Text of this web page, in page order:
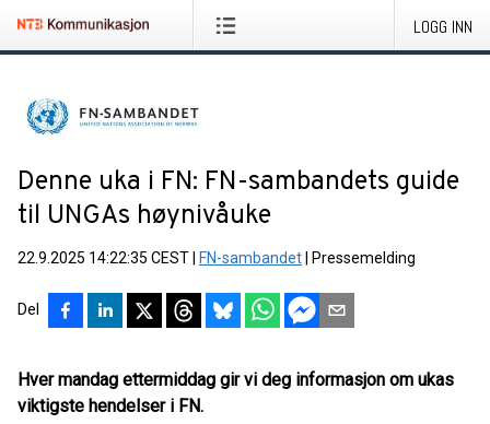
LOGG INN
Denne uka i FN: FN-sambandets guide
til UNGAs høynivåuke
22.9.2025 14:22:35 CEST FN-sambandet Pressemelding
Del
Hver mandag ettermiddag gir vi deg informasjon om ukas
viktigste hendelser i FN.